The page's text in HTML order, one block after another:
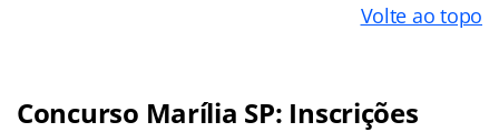
Volte ao topo
Concurso Marília SP: Inscrições